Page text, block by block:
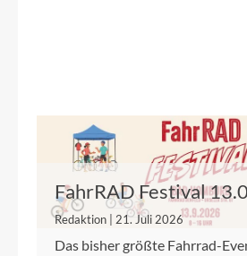
FahrRAD Festival
Redaktion | 21. Juli 2026
Das bisher größte Fahrrad-